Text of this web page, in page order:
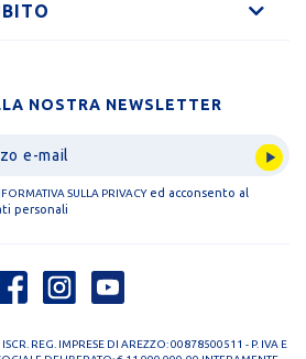
NOSTRA NEWSLETTER
SULLA PRIVACYed acconsento al
personali
REG. IMPRESE DI AREZZO: 00878500511 - P. IVA E